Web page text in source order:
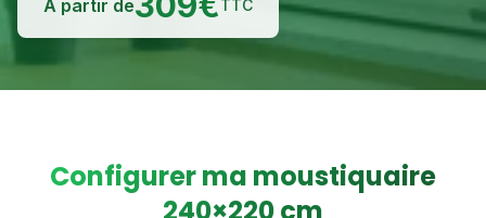
À partir de TTC
Configurer ma moustiquaire